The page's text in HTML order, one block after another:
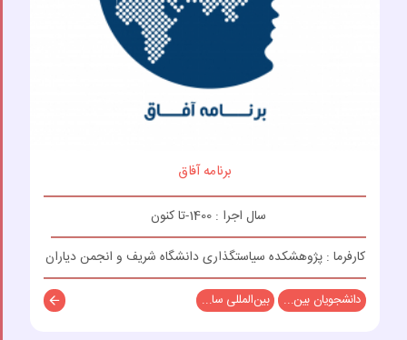
برنامه آفاق
سال اجرا : 1400-تا کنون
کارفرما : پژوهشکده سیاستگذاری دانشگاه شریف و انجمن دیاران
دانشجویان بین... بین‌المللی سا...